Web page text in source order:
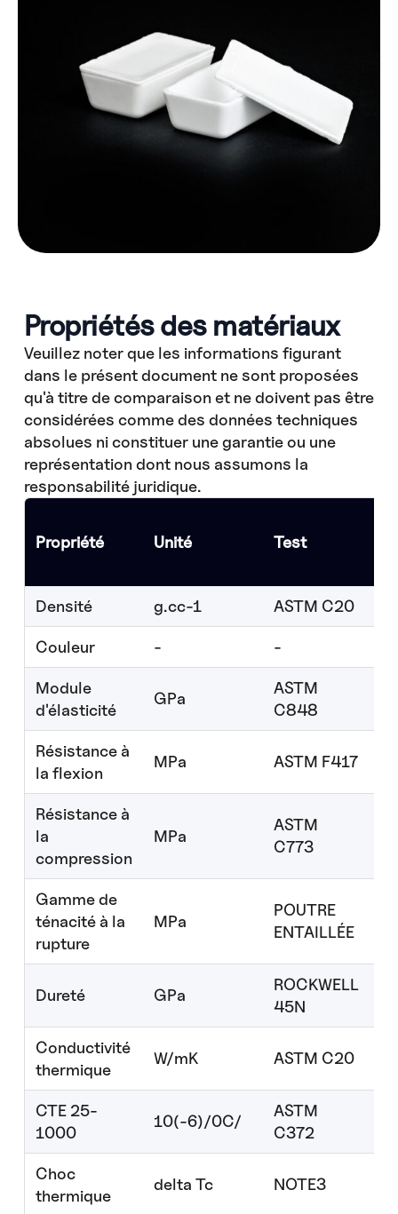
Propriétés des matériaux
Veuillez noter que les informations figurant
dans le présent document ne sont proposées
qu'à titre de comparaison et ne doivent pas être
considérées comme des données techniques
absolues ni constituer une garantie ou une
représentation dont nous assumons la
responsabilité juridique.
Propriété Unité Test
Densité g.cc-1 ASTM C20
Couleur - -
Module
d'élasticité
GPa
ASTM
C848
Résistance à
la flexion
MPa ASTM F417
Résistance à
la
compression
MPa
ASTM
C773
Gamme de
ténacité à la
rupture
MPa
POUTRE
ENTAILLÉE
Dureté GPa
ROCKWELL
45N
Conductivité
thermique
W/mK ASTM C20
CTE 25-
1000
10(-6)/0C/
ASTM
C372
Choc
thermique
delta Tc NOTE3